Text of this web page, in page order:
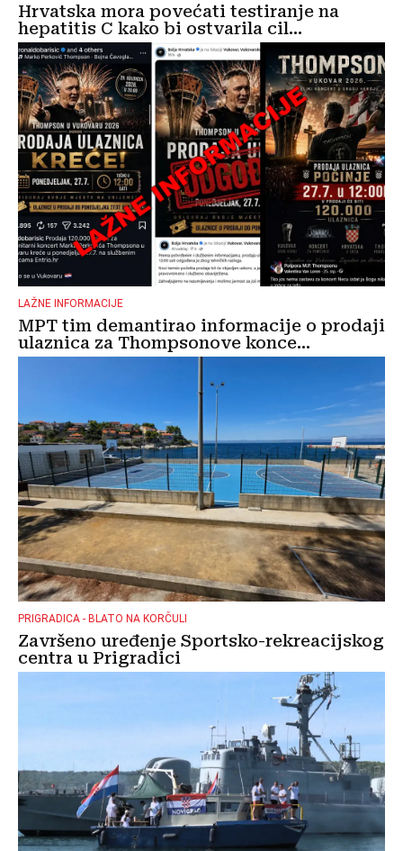
Hrvatska mora povećati testiranje na
hepatitis C kako bi ostvarila cil...
LAŽNE INFORMACIJE
MPT tim demantirao informacije o prodaji
ulaznica za Thompsonove konce...
PRIGRADICA - BLATO NA KORČULI
Završeno uređenje Sportsko-rekreacijskog
centra u Prigradici